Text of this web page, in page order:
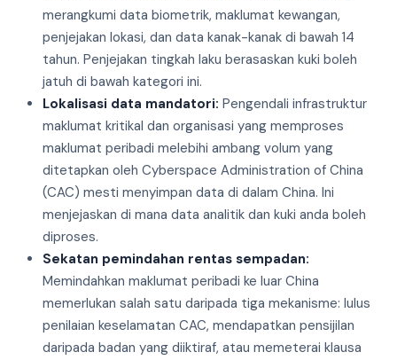
merangkumi data biometrik, maklumat kewangan,
penjejakan lokasi, dan data kanak-kanak di bawah 14
tahun. Penjejakan tingkah laku berasaskan kuki boleh
jatuh di bawah kategori ini.
Lokalisasi data mandatori: Pengendali infrastruktur
maklumat kritikal dan organisasi yang memproses
maklumat peribadi melebihi ambang volum yang
ditetapkan oleh Cyberspace Administration of China
(CAC) mesti menyimpan data di dalam China. Ini
menjejaskan di mana data analitik dan kuki anda boleh
diproses.
Sekatan pemindahan rentas sempadan:
Memindahkan maklumat peribadi ke luar China
memerlukan salah satu daripada tiga mekanisme: lulus
penilaian keselamatan CAC, mendapatkan pensijilan
daripada badan yang diiktiraf, atau memeterai klausa